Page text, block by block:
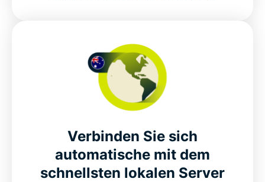
Verbinden Sie sich
automatische mit dem
schnellsten lokalen Server